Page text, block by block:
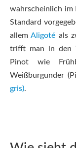
wahrscheinlich im
Standard
allemAligoté als
trifft man in den
Pinot wie
Weißburgunder
gris).